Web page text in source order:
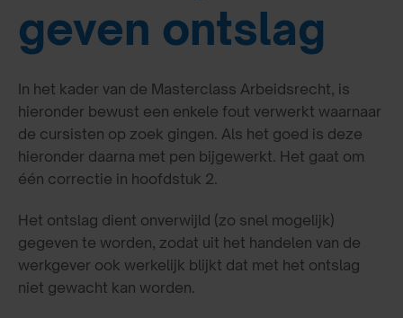
geven ontslag
In het kader van de Masterclass Arbeidsrecht, is
hieronder bewust een enkele fout verwerkt waarnaar
de cursisten op zoek gingen. Als het goed is deze
hieronder daarna met pen bijgewerkt. Het gaat om
één correctie in hoofdstuk 2.
Het ontslag dient onverwijld (zo snel mogelijk)
gegeven te worden, zodat uit het handelen van de
werkgever ook werkelijk blijkt dat met het ontslag
niet gewacht kan worden.